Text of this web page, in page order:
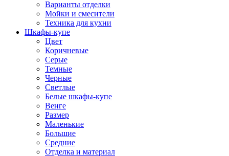
Варианты отделки
Мойки и смесители
Техника для кухни
Шкафы-купе
Цвет
Коричневые
Серые
Темные
Черные
Светлые
Белые шкафы-купе
Венге
Размер
Маленькие
Большие
Средние
Отделка и материал